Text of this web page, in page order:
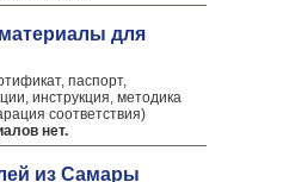
для
паспорт,
инструкция, методика
соответствия)
нет.
из Самары